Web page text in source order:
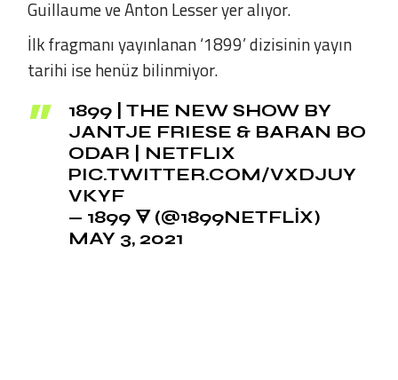
Guillaume ve Anton Lesser yer alıyor.
İlk fragmanı yayınlanan ‘1899’ dizisinin yayın
tarihi ise henüz bilinmiyor.
1899 | THE NEW SHOW BY
JANTJE FRIESE & BARAN BO
ODAR | NETFLIX
PIC.TWITTER.COM/VXDJUY
VKYF
— 1899 🜃 (@1899NETFLIX)
MAY 3, 2021